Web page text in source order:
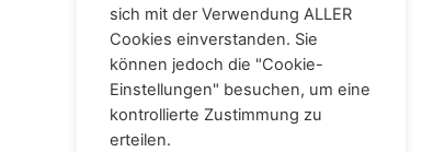
sich mit der Verwendung ALLER
Cookies einverstanden. Sie
können jedoch die "Cookie-
Einstellungen" besuchen, um eine
kontrollierte Zustimmung zu
erteilen.